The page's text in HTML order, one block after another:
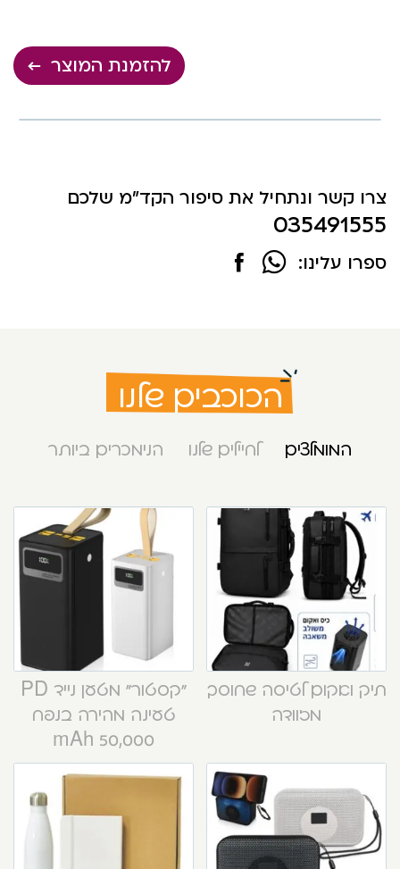
להזמנת המוצר
צרו קשר ונתחיל את סיפור הקד"מ שלכם
035491555
ספרו עלינו:
הכוכבים שלנו
המומלצים לחיילים שלנו הנימכרים ביותר
תיק ואקום לטיסה שחוסך
מזוודה
“קסטור” מטען נייד PD
טעינה מהירה בנפח
50,000 mAh